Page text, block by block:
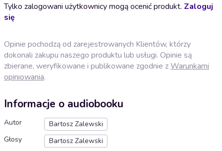
Tylko zalogowani użytkownicy mogą ocenić produkt. Zaloguj
się
Opinie pochodzą od zarejestrowanych Klientów, którzy
dokonali zakupu naszego produktu lub usługi. Opinie są
zbierane, weryfikowane i publikowane zgodnie zWarunkami
opiniowania.
Informacje o audiobooku
Autor
Bartosz Zalewski
Głosy
Bartosz Zalewski